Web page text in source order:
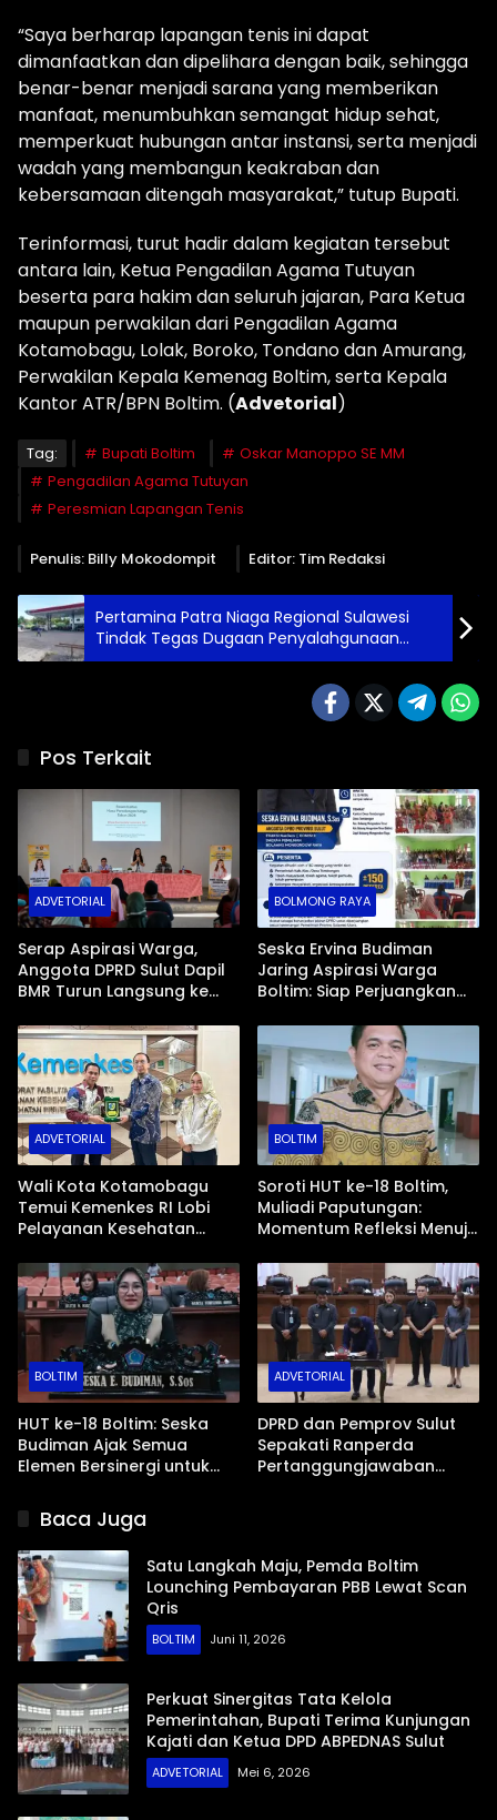
“Saya berharap lapangan tenis ini dapat
dimanfaatkan dan dipelihara dengan baik, sehingga
benar-benar menjadi sarana yang memberikan
manfaat, menumbuhkan semangat hidup sehat,
memperkuat hubungan antar instansi, serta menjadi
wadah yang membangun keakraban dan
kebersamaan ditengah masyarakat,” tutup Bupati.
Terinformasi, turut hadir dalam kegiatan tersebut
antara lain, Ketua Pengadilan Agama Tutuyan
beserta para hakim dan seluruh jajaran, Para Ketua
maupun perwakilan dari Pengadilan Agama
Kotamobagu, Lolak, Boroko, Tondano dan Amurang,
Perwakilan Kepala Kemenag Boltim, serta Kepala
Kantor ATR/BPN Boltim. (Advetorial)
Tag: Bupati Boltim
Oskar Manoppo SE MM
Pengadilan Agama Tutuyan
Peresmian Lapangan Tenis
Penulis: Billy Mokodompit Editor: Tim Redaksi
Pertamina Patra Niaga Regional Sulawesi
Tindak Tegas Dugaan Penyalahgunaan
Biosolar di SPBU Tombatu
Pos Terkait
ADVETORIAL
Serap Aspirasi Warga,
Anggota DPRD Sulut Dapil
BMR Turun Langsung ke
BOLMONG RAYA
Seska Ervina Budiman
Jaring Aspirasi Warga
Boltim: Siap Perjuangkan
Pemasaran UMKM
ADVETORIAL
Wali Kota Kotamobagu
Temui Kemenkes RI Lobi
Pelayanan Kesehatan
BOLTIM
Soroti HUT ke-18 Boltim,
Muliadi Paputungan:
Momentum Refleksi Menuju
Berdaya Saing
BOLTIM
HUT ke-18 Boltim: Seska
Budiman Ajak Semua
Elemen Bersinergi untuk
ADVETORIAL
DPRD dan Pemprov Sulut
Sepakati Ranperda
Pertanggungjawaban
Baca Juga
Satu Langkah Maju, Pemda Boltim
Lounching Pembayaran PBB Lewat Scan
Qris
BOLTIM Juni 11, 2026
Perkuat Sinergitas Tata Kelola
Pemerintahan, Bupati Terima Kunjungan
Kajati dan Ketua DPD ABPEDNAS Sulut
ADVETORIAL Mei 6, 2026